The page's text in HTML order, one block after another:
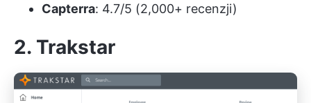
Capterra: 4.7/5 (2,000+ recenzji)
2. Trakstar